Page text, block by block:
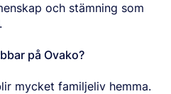
och stämning som
på Ovako?
mycket familjeliv hemma.